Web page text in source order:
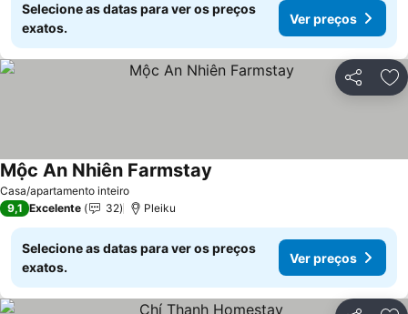
Selecione as datas para ver os preços
exatos.
Ver preços
Partilhar
Casa/apartamento inteiro
Mộc An Nhiên Farmstay
9,1 Excelente 32 Pleiku
Selecione as datas para ver os preços
exatos.
Ver preços